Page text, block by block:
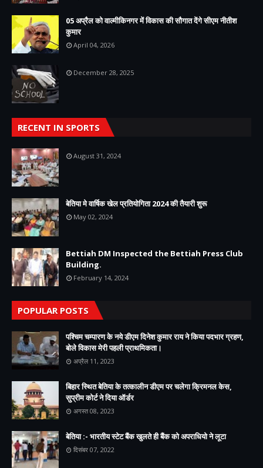
05 अप्रैल को वाल्मीकिनगर में विकास की सौगात देंगे सीएम नीतीश
कुमार
April 04, 2026
December 28, 2025
RECENT IN SPORTS
August 31, 2024
बेतिया मे वार्षिक खेल प्रतियोगिता 2024 की तैयारी शुरू
May 02, 2024
Bettiah DM Inspected the Bettiah Press Club
Building.
February 14, 2024
POPULAR POSTS
पश्चिम चम्पारण के नये डीएम दिनेश कुमार राय ने किया पदभार ग्रहण,
बोले विकास मेरी पहली प्राथमिकता।
अप्रैल 11, 2023
बिहार स्थित बेतिया के तत्कालीन डीएम पर चलेगा क्रिमनल केस,
सुप्रीम कोर्ट ने दिया ऑर्डर
अगस्त 08, 2023
बेतिया :- भारतीय स्टेट बैंक खुलते ही बैंक को अपराधियो ने लूटा
दिसंबर 07, 2022